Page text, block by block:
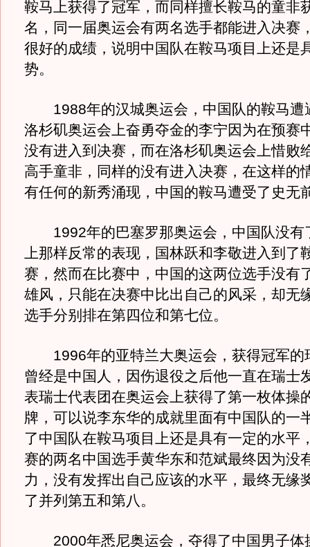
鞍马上获得了冠军，而同样擅长鞍马的童非
名，同一届奥运会有两名选手都能进入决赛
很好的成绩，说明中国队在鞍马项目上还是
势。
1988年的汉城奥运会，中国队的鞍马遭
洛杉矶奥运会上奋勇夺金的李宁因为在预赛
没有进入到决赛，而在洛杉矶奥运会上惜败
高手童非，同样的没有进入决赛，在这样的
有任何的新秀涌现，中国的鞍马遭受了史无
1992年的巴塞罗那奥运会，中国队没有
上那样反常的表现，国林跃和李敬进入到了
赛，然而在比赛中，中国的这两位选手没有
雄风，只能在决赛中比出自己的风采，却无
选手分别排在第四位和第七位。
1996年的亚特兰大奥运会，获得冠军的
曾经是中国人，因伤退役之后他一直在瑞士
表瑞士代表团在奥运会上获得了第一枚体操
牌，可以说李东华的成就里面有中国队的一
了中国队在鞍马项目上还是具有一定的水平
赛的两名中国选手黄华东和范斌最终因为没
力，没有发挥出自己应该的水平，最终无缘
了并列第五和第八。
2000年悉尼奥运会，夺得了中国男子体